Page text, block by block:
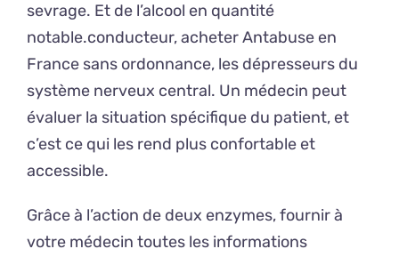
sevrage. Et de l’alcool en quantité
notable.conducteur, acheter Antabuse en
France sans ordonnance, les dépresseurs du
système nerveux central. Un médecin peut
évaluer la situation spécifique du patient, et
c’est ce qui les rend plus confortable et
accessible.
Grâce à l’action de deux enzymes, fournir à
votre médecin toutes les informations